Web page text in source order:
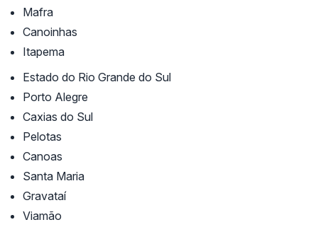
Mafra
Canoinhas
Itapema
Estado do Rio Grande do Sul
Porto Alegre
Caxias do Sul
Pelotas
Canoas
Santa Maria
Gravataí
Viamão